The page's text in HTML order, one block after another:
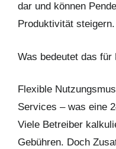
dar und können
Produktivität steigern.
Was bedeutet das für
Flexible
Services – was eine
Viele Betreiber
Gebühren. Doch